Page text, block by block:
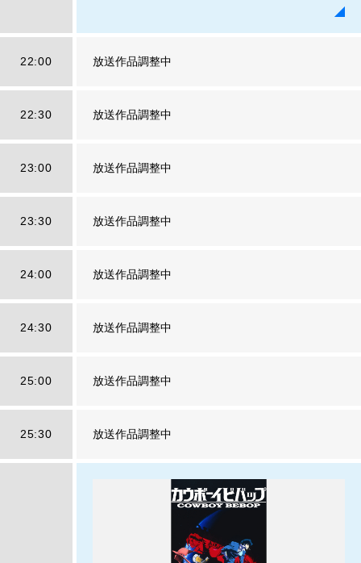
22:00 放送作品調整中
22:30 放送作品調整中
23:00 放送作品調整中
23:30 放送作品調整中
24:00 放送作品調整中
24:30 放送作品調整中
25:00 放送作品調整中
25:30 放送作品調整中